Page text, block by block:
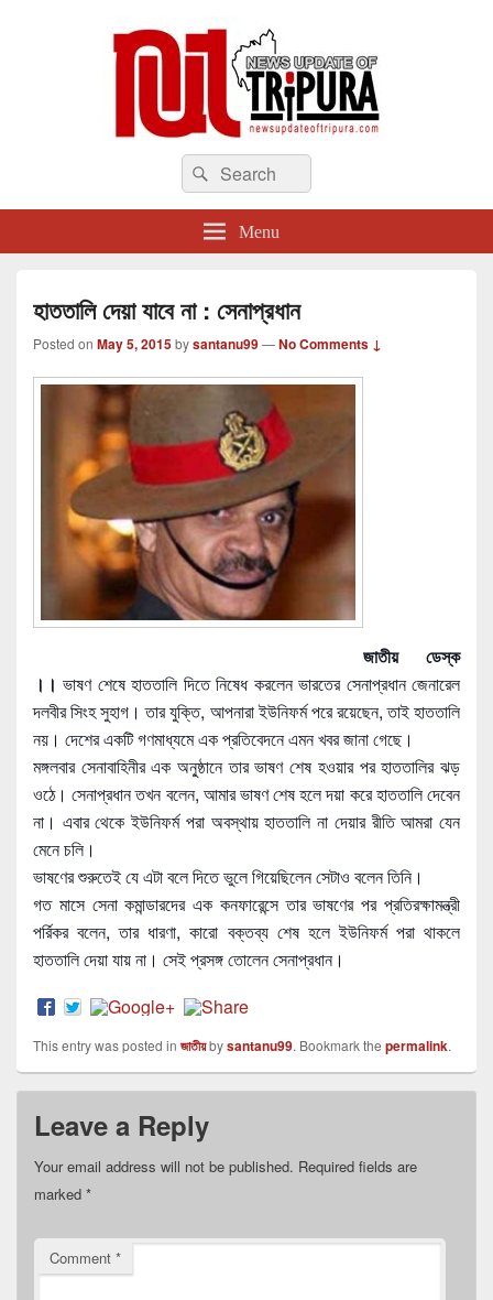
newsupdateoftripura.com
The one & only exceptional Bengali Version online news & infotainment portal
in Tripura.
Search
for:
Search
Menu
হাততালি দেয়া যাবে না : সেনাপ্রধান
Posted on May 5, 2015bysantanu99—No Comments ↓
জাতীয় ডেস্ক
।। ভাষণ শেষে হাততালি দিতে নিষেধ করলেন ভারতের সেনাপ্রধান জেনারেল
দলবীর সিংহ সুহাগ। তার যুক্তি, আপনারা ইউনিফর্ম পরে রয়েছেন, তাই হাততালি
নয়। দেশের একটি গণমাধ্যমে এক প্রতিবেদনে এমন খবর জানা গেছে।
মঙ্গলবার সেনাবাহিনীর এক অনু্ষ্ঠানে তার ভাষণ শেষ হওয়ার পর হাততালির ঝড়
ওঠে। সেনাপ্রধান তখন বলেন, আমার ভাষণ শেষ হলে দয়া করে হাততালি দেবেন
না। এবার থেকে ইউনিফর্ম পরা অবস্থায় হাততালি না দেয়ার রীতি আমরা যেন
মেনে চলি।
ভাষণের শুরুতেই যে এটা বলে দিতে ভুলে গিয়েছিলেন সেটাও বলেন তিনি।
গত মাসে সেনা কমান্ডারদের এক কনফারেন্সে তার ভাষণের পর প্রতিরক্ষামন্ত্রী
পর্রিকর বলেন, তার ধারণা, কারো বক্তব্য শেষ হলে ইউনিফর্ম পরা থাকলে
হাততালি দেয়া যায় না। সেই প্রসঙ্গ তোলেন সেনাপ্রধান।
This entry was posted in জাতীয়bysantanu99. Bookmark the permalink.
Leave a Reply
Your email address will not be published. Required fields are
marked *
Comment *